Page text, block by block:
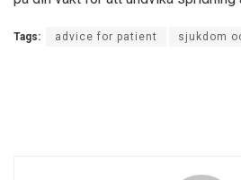
Tags: advice for patient sjukdom